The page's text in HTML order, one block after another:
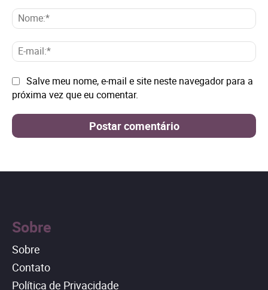
E-
Site: Salve meu nome, e-mail e site neste navegador para a
próxima vez que eu comentar.
Sobre
Sobre
Contato
Política de Privacidade